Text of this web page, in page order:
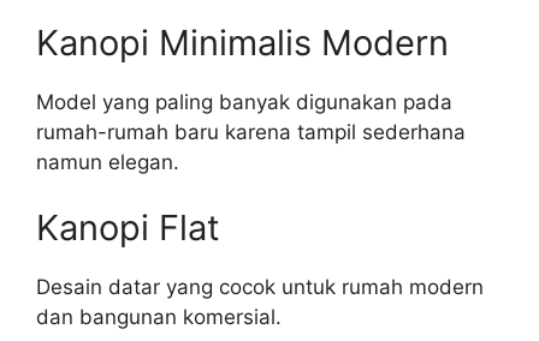
Kanopi Minimalis Modern
Model yang paling banyak digunakan pada
rumah-rumah baru karena tampil sederhana
namun elegan.
Kanopi Flat
Desain datar yang cocok untuk rumah modern
dan bangunan komersial.